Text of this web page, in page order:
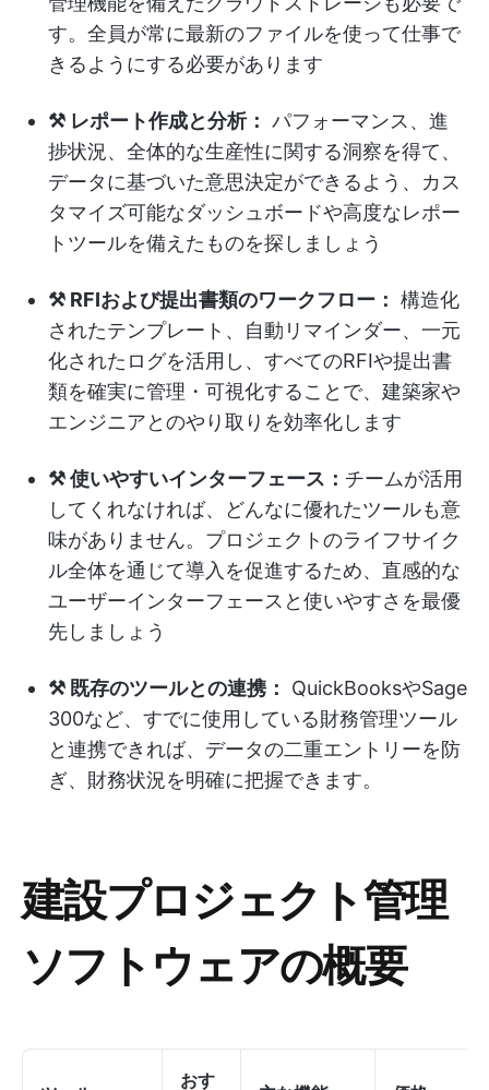
す。全員が常に最新のファイルを使って仕事で
きるようにする必要があります
⚒️ レポート作成と分析： パフォーマンス、進
捗状況、全体的な生産性に関する洞察を得て、
データに基づいた意思決定ができるよう、カス
タマイズ可能なダッシュボードや高度なレポー
トツールを備えたものを探しましょう
⚒️ RFIおよび提出書類のワークフロー： 構造化
されたテンプレート、自動リマインダー、一元
化されたログを活用し、すべてのRFIや提出書
類を確実に管理・可視化することで、建築家や
エンジニアとのやり取りを効率化します
⚒️ 使いやすいインターフェース： チームが活用
してくれなければ、どんなに優れたツールも意
味がありません。プロジェクトのライフサイク
ル全体を通じて導入を促進するため、直感的な
ユーザーインターフェースと使いやすさを最優
先しましょう
⚒️ 既存のツールとの連携：
QuickBooksやSage
300など、すでに使用している財務管理ツール
と連携できれば、データの二重エントリーを防
ぎ、財務状況を明確に把握できます。
建設プロジェクト管理
ソフトウェアの概要
おす